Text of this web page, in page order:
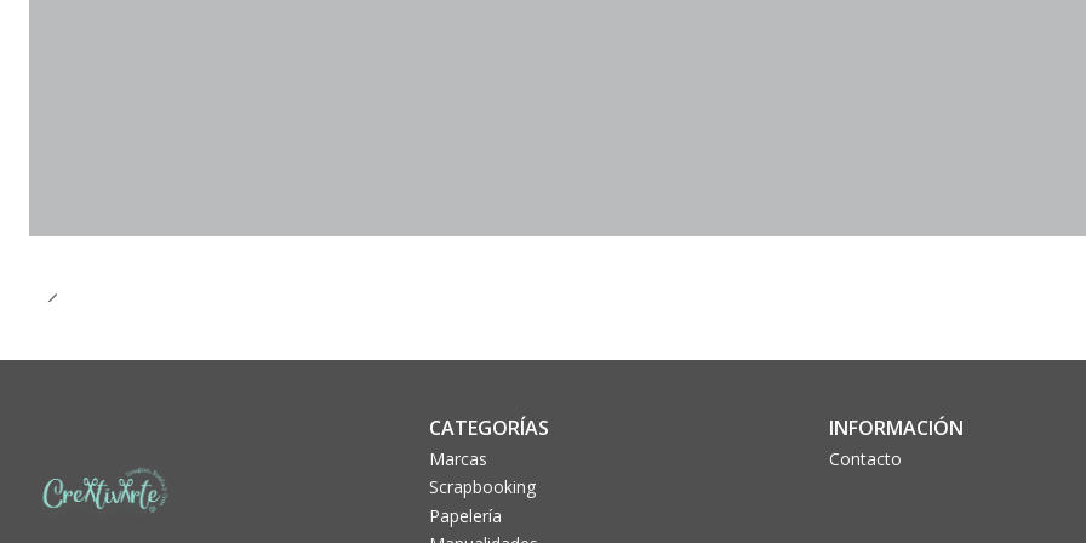
CATEGORÍAS
Marcas
Scrapbooking
Papelería
INFORMACIÓN
Contacto